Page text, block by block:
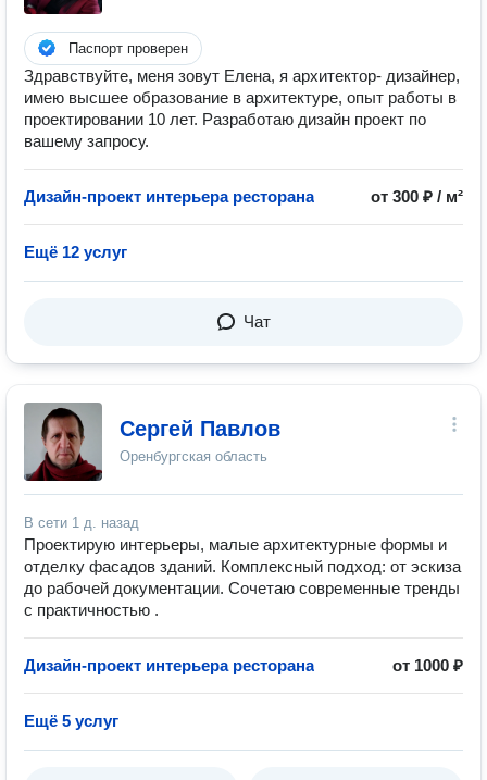
Паспорт проверен
Здравствуйте, меня зовут Елена, я архитектор- дизайнер,
имею высшее образование в архитектуре, опыт работы в
проектировании 10 лет. Разработаю дизайн проект по
вашему запросу.
Дизайн-проект интерьера ресторана от 300 ₽ / м²
Ещё 12 услуг
Чат
Сергей Павлов
Оренбургская область
В сети 1 д. назад
Проектирую интерьеры, малые архитектурные формы и
отделку фасадов зданий. Комплексный подход: от эскиза
до рабочей документации. Сочетаю современные тренды
с практичностью .
Дизайн-проект интерьера ресторана от 1000 ₽
Ещё 5 услуг